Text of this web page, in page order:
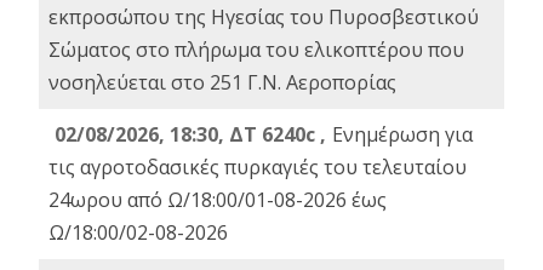
εκπροσώπου της Ηγεσίας του Πυροσβεστικού
Σώματος στο πλήρωμα του ελικοπτέρου που
νοσηλεύεται στο 251 Γ.Ν. Αεροπορίας
02/08/2026, 18:30, ΔΤ 6240c , Ενημέρωση για
τις αγροτοδασικές πυρκαγιές του τελευταίου
24ωρου από Ω/18:00/01-08-2026 έως
Ω/18:00/02-08-2026